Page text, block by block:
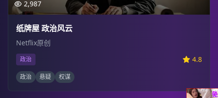
2,987
纸牌屋 政治风云
Netflix原创
政治 4.8
政治 悬疑 权谋